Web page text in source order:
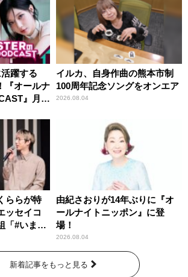
躍する
『オールナ
』月替
イルカ、自身作曲の熊本市制
100周年記念ソングをオンエア
2026.08.04
ららが特
ッセイコ
「#いまあ
由紀さおりが14年ぶりに『オ
ールナイトニッポン』に登
場！
2026.08.04
新着記事をもっと見る